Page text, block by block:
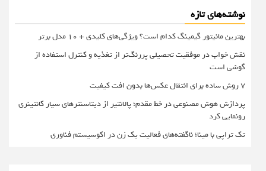
نوشته‌های تازه
بهترین مانیتور گیمینگ کدام است؟ ویژگی‌های کلیدی + 10 مدل برتر
نقش خواب در موفقیت تحصیلی پررنگ‌تر از تغذیه و کنترل استفاده از
گوشی است
۷ روش ساده برای انتقال عکس‌ها بدون افت کیفیت
پردازش هوش مصنوعی در خط مقدم؛ پالانتیر از دیتاسنترهای سیار کانتینری
رونمایی کرد
تک تراپی با مینا؛ ناگفته‌های فعالیت یک زن در اکوسیستم فناوری